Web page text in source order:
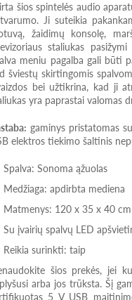
šios spintelės audio
Ji suteikia
žaidimų konsolę,
staliukas
meniu pagalba gali būti
šviestų skirtingomis
bei užtikrina, kad ji
yra paprastai valomas
gaminys pristatomas
elektros tiekimo šaltinis
Spalva: Sonoma ąžuolas
Medžiaga: apdirbta mediena
Matmenys: 120 x 35 x 40
Su įvairių spalvų LED
Reikia surinkti: taip
šios prekės, jei
arba jos trūksta. Šį
5 V USB